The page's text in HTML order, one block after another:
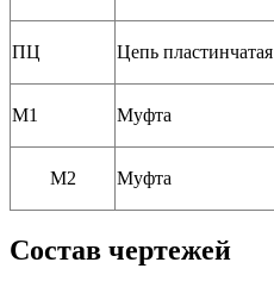
ПЦ Цепь пластинчатая
М1 Муфта
М2 Муфта
Состав чертежей